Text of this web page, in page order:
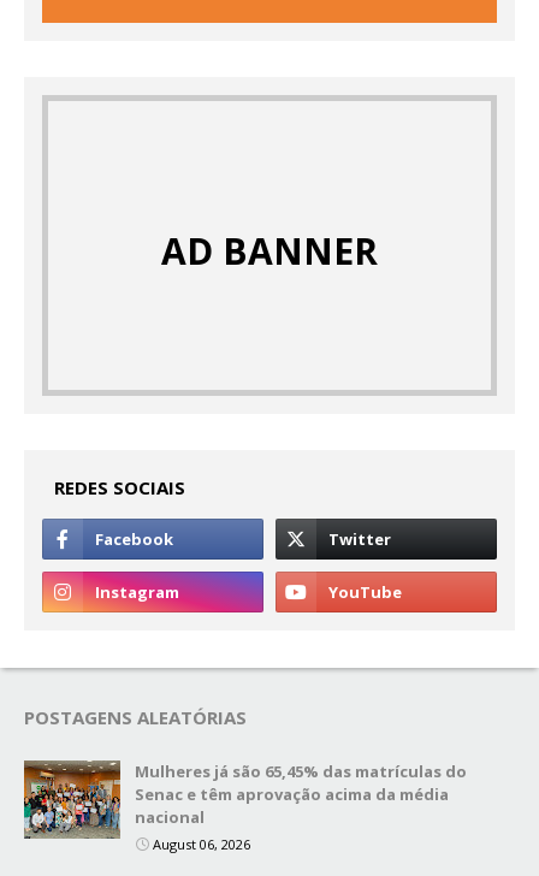
AD BANNER
REDES SOCIAIS
POSTAGENS ALEATÓRIAS
Mulheres já são 65,45% das matrículas do
Senac e têm aprovação acima da média
nacional
August 06, 2026